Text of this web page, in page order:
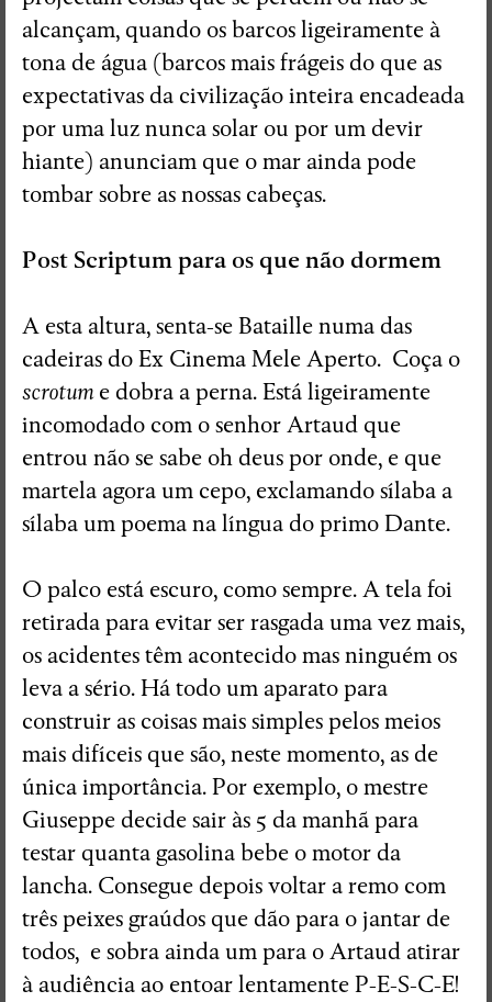
alcançam, quando os barcos ligeiramente à
tona de água (barcos mais frágeis do que as
expectativas da civilização inteira encadeada
por uma luz nunca solar ou por um devir
hiante) anunciam que o mar ainda pode
tombar sobre as nossas cabeças.
Post Scriptum para os que não dormem
A esta altura, senta-se Bataille numa das
cadeiras do Ex Cinema Mele Aperto. Coça o
scrotume dobra a perna. Está ligeiramente
incomodado com o senhor Artaud que
entrou não se sabe oh deus por onde, e que
martela agora um cepo, exclamando sílaba a
sílaba um poema na língua do primo Dante.
O palco está escuro, como sempre. A tela foi
retirada para evitar ser rasgada uma vez mais,
os acidentes têm acontecido mas ninguém os
leva a sério. Há todo um aparato para
construir as coisas mais simples pelos meios
mais difíceis que são, neste momento, as de
única importância. Por exemplo, o mestre
Giuseppe decide sair às 5 da manhã para
testar quanta gasolina bebe o motor da
lancha. Consegue depois voltar a remo com
três peixes graúdos que dão para o jantar de
todos, e sobra ainda um para o Artaud atirar
à audiência ao entoar lentamente P-E-S-C-E!